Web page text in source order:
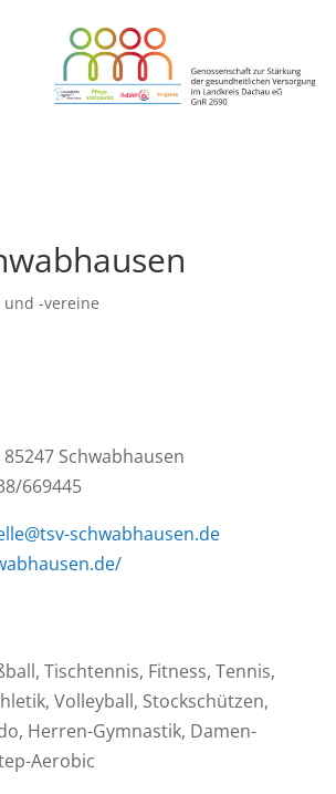
-vereine
Schwabhausen
669445
schwabhausen.de
Tischtennis, Fitness, Tennis,
Volleyball, Stockschützen,
Herren-Gymnastik, Damen-
Aerobic